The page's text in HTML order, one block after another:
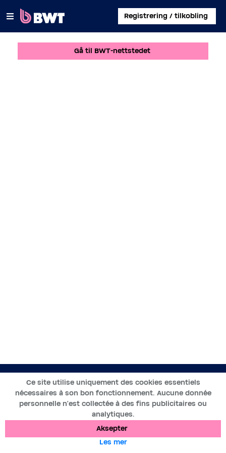
Registrering / tilkobling
×
Gå til BWT-nettstedet
NO
2019-2025 ©BWT by Wess Soft - Alle rettigheter reservert
DatabeskyttelseInformasjonskapslerJuridiske merknader
Aksepter
Ce site utilise uniquement des cookies essentiels
nécessaires à son bon fonctionnement. Aucune donnée
personnelle n’est collectée à des fins publicitaires ou
analytiques.
Les mer